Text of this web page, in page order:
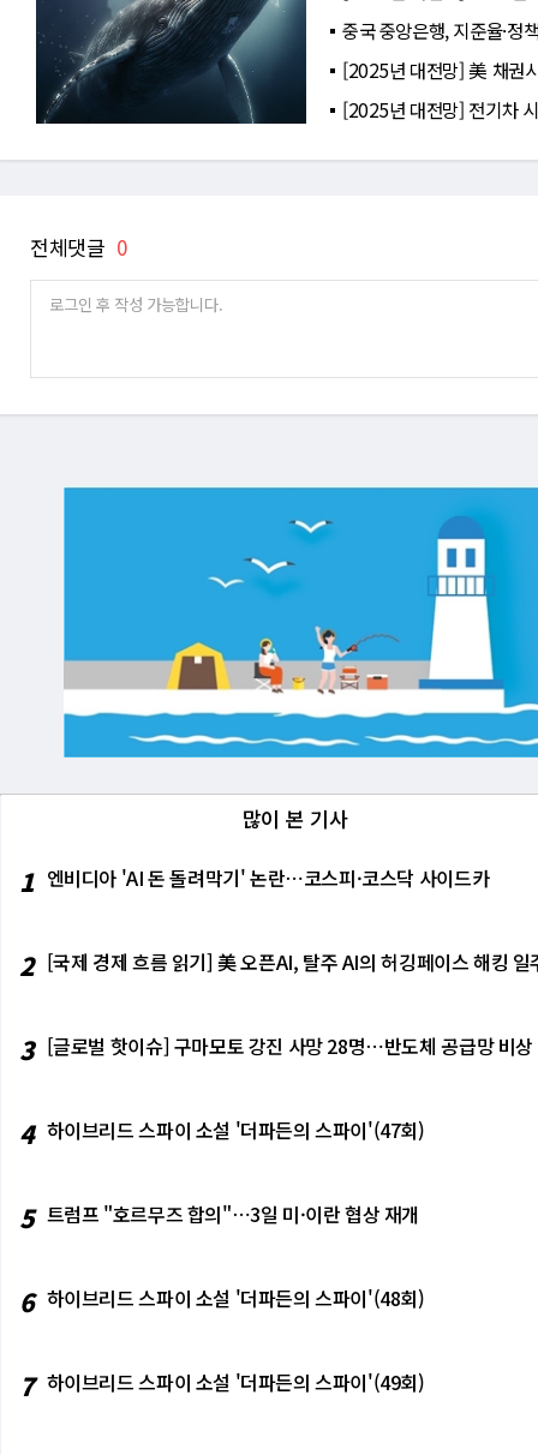
중국 중앙은행, 지준율·
[2025년 대전망] 美 채권
[2025년 대전망] 전기차
전체댓글 0
많이 본 기사
1 엔비디아 'AI 돈 돌려막기' 논란⋯코스피·코스닥 사이드카
2 [국제 경제 흐름 읽기] 美 오픈AI, 탈주 AI의 허깅페이스 해킹
3 [글로벌 핫이슈] 구마모토 강진 사망 28명⋯반도체 공급망 비상
4 하이브리드 스파이 소설 '더파든의 스파이'(47회)
5 트럼프 "호르무즈 합의"⋯3일 미·이란 협상 재개
6 하이브리드 스파이 소설 '더파든의 스파이'(48회)
7 하이브리드 스파이 소설 '더파든의 스파이'(49회)